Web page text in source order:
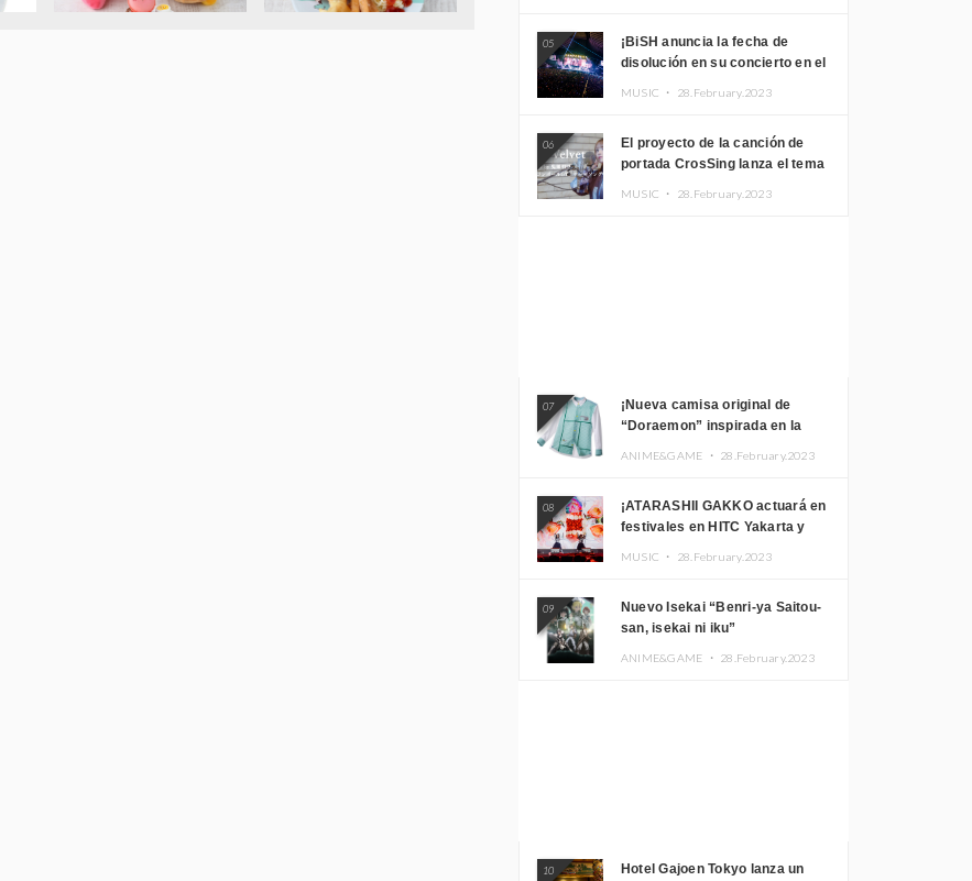
05
¡BiSH anuncia la fecha de
disolución en su concierto en el
MUSIC ・ 28.February.2023
06
El proyecto de la canción de
portada CrosSing lanza el tema
MUSIC ・ 28.February.2023
07
¡Nueva camisa original de
“Doraemon” inspirada en la
ANIME&GAME ・ 28.February.2023
08
¡ATARASHII GAKKO actuará en
festivales en HITC Yakarta y
MUSIC ・ 28.February.2023
09
Nuevo Isekai “Benri-ya Saitou-
san, isekai ni iku”
ANIME&GAME ・ 28.February.2023
10
Hotel Gajoen Tokyo lanza un